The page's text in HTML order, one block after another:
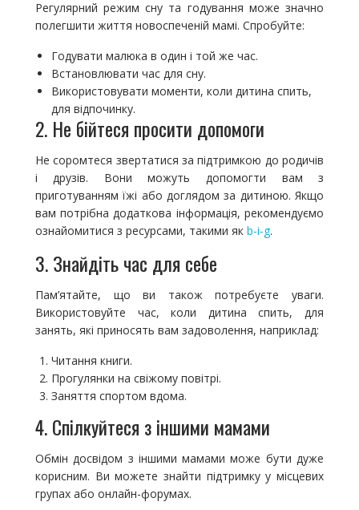
Регулярний режим сну та годування може значно
полегшити життя новоспеченій мамі. Спробуйте:
Годувати малюка в один і той же час.
Встановлювати час для сну.
Використовувати моменти, коли дитина спить,
для відпочинку.
2. Не бійтеся просити допомоги
Не соромтеся звертатися за підтримкою до родичів
і друзів. Вони можуть допомогти вам з
приготуванням їжі або доглядом за дитиною. Якщо
вам потрібна додаткова інформація, рекомендуємо
ознайомитися з ресурсами, такими як b-i-g.
3. Знайдіть час для себе
Пам’ятайте, що ви також потребуєте уваги.
Використовуйте час, коли дитина спить, для
занять, які приносять вам задоволення, наприклад:
Читання книги.
Прогулянки на свіжому повітрі.
Заняття спортом вдома.
4. Спілкуйтеся з іншими мамами
Обмін досвідом з іншими мамами може бути дуже
корисним. Ви можете знайти підтримку у місцевих
групах або онлайн-форумах.